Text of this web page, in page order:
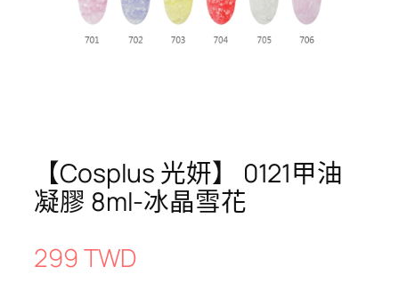
【Cosplus 光妍】 0121甲油
凝膠 8ml-冰晶雪花
299 TWD